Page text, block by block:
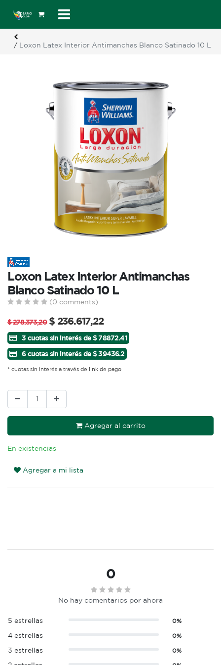
/ Loxon Latex Interior Antimanchas Blanco Satinado 10 L
Loxon Latex Interior Antimanchas
Blanco Satinado 10 L
(0 comments)
$278.373,20 $ 236.617,22
3 cuotas sin interés de $ 78872.41
6 cuotas sin interés de $ 39436.2
* cuotas sin interés a través de link de pago
Agregar al carrito
En existencias
Agregar a mi lista
0
No hay comentarios por ahora
5 estrellas 0%
4 estrellas 0%
3 estrellas 0%